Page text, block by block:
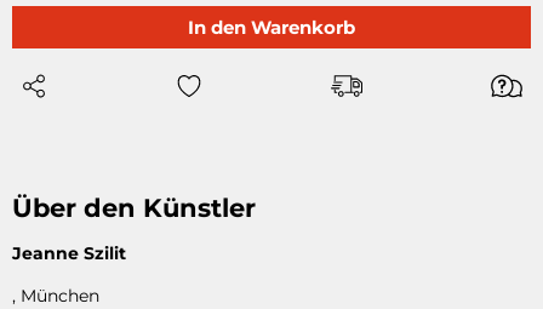
In den Warenkorb
Über den Künstler
Jeanne Szilit
, München